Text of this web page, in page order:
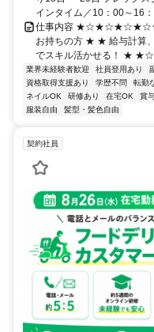
インタイム／10：00～16
仕事内容
お持ちの方 ★ ★ 給与計算
でスキル活かせる
業界未経験者歓迎 社員登用あり
資格取得支援あり
学歴不問 転勤
ネイルOK
研修あり 在宅OK 賞
服装自由
髪型・髪色自由
契約社員